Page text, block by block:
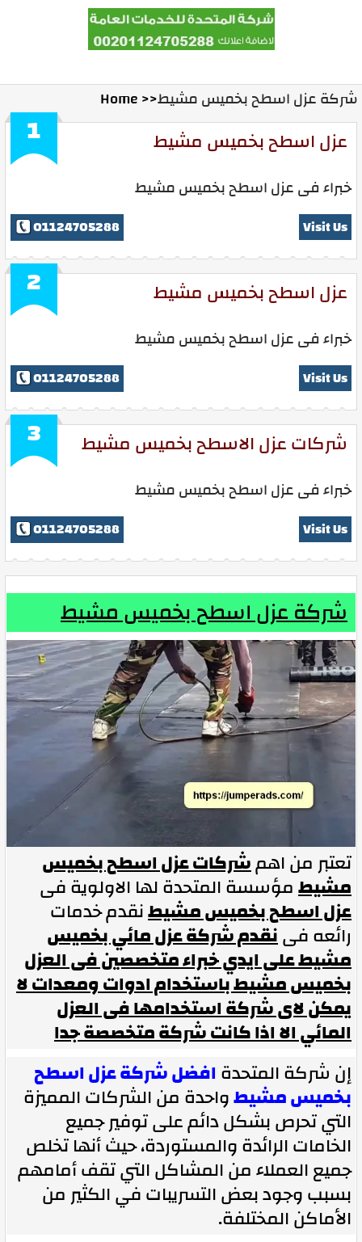
Home >>شركة عزل اسطح بخميس مشيط
1 عزل اسطح بخميس مشيط
خبراء فى عزل اسطح بخميس مشيط
01124705288 Visit Us
2 عزل اسطح بخميس مشيط
خبراء فى عزل اسطح بخميس مشيط
01124705288 Visit Us
3 شركات عزل الاسطح بخميس مشيط
خبراء فى عزل اسطح بخميس مشيط
01124705288 Visit Us
شركة عزل اسطح بخميس مشيط
تعتبر من اهمشركات عزل اسطح بخميس
مشيطمؤسسة المتحدة لها الاولوية فى
عزل اسطح بخميس مشيطنقدم خدمات
رائعه فىنقدم شركة عزل مائي بخميس
مشيط على ايدي خبراء متخصصين فى العزل
بخميس مشيط باستخدام ادوات ومعدات لا
يمكن لاى شركة استخدامها فى العزل
المائي الا اذا كانت شركة متخصصة جدا
إن شركة المتحدة افضل شركة عزل اسطح
بخميس مشيطواحدة من الشركات المميزة
التي تحرص بشكل دائم على توفير جميع
الخامات الرائدة والمستوردة، حيث أنها تخلص
جميع العملاء من المشاكل التي تقف أمامهم
بسبب وجود بعض التسريبات في الكثير من
الأماكن المختلفة.